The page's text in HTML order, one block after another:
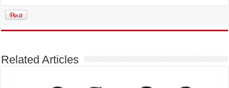
Related Articles